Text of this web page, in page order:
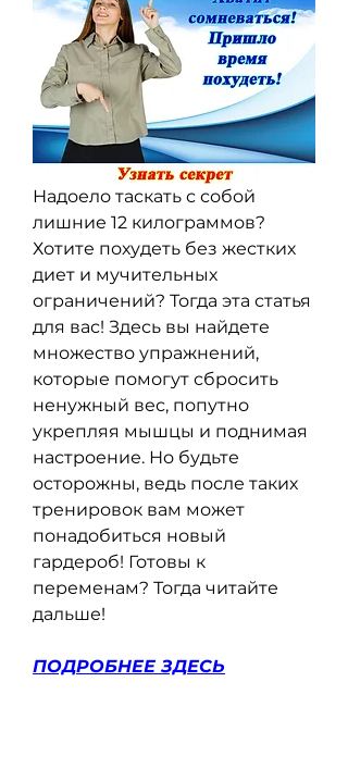
Надоело таскать с собой
лишние 12 килограммов?
Хотите похудеть без жестких
диет и мучительных
ограничений? Тогда эта статья
для вас! Здесь вы найдете
множество упражнений,
которые помогут сбросить
ненужный вес, попутно
укрепляя мышцы и поднимая
настроение. Но будьте
осторожны, ведь после таких
тренировок вам может
понадобиться новый
гардероб! Готовы к
переменам? Тогда читайте
дальше!
ПОДРОБНЕЕ ЗДЕСЬ